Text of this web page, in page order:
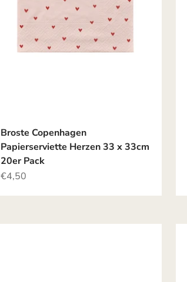
Broste Copenhagen
Papierserviette Herzen 33 x 33cm
20er Pack
Angebot
€4,50